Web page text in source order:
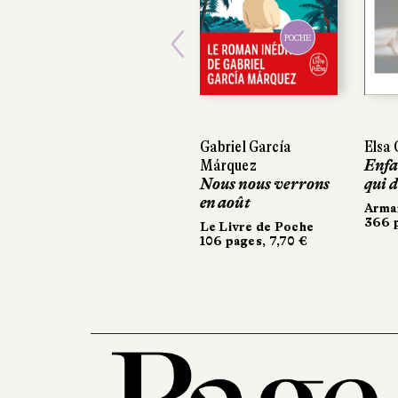
POCHE
Gabriel García
Márquez
Nous nous verrons
en août
Le Livre de Poche
106 pages, 7,70 €
Elsa
qui
Armand
366
Elsa
qui
Armand
366
Previous